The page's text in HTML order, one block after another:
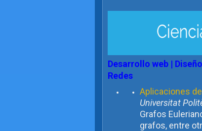
Desarrollo web |
Redes
Aplicaciones
Universitat
Grafos
grafos, entre